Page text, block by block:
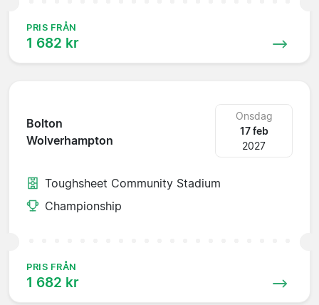
PRIS FRÅN
1 682 kr
Bolton
Wolverhampton
Onsdag
17 feb
2027
Toughsheet Community Stadium
Championship
PRIS FRÅN
1 682 kr